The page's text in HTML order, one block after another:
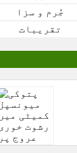
جُرم و سزا
تقریبات